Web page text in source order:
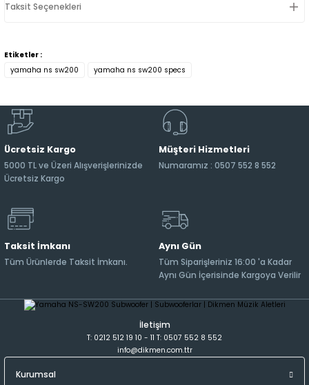
Taksit Seçenekleri
Etiketler :
yamaha ns sw200
yamaha ns sw200 specs
Ücretsiz Kargo
5000 TL ve Üzeri Alışverişlerinizde
Ücretsiz Kargo
Müşteri Hizmetleri
Numaramız : 0507 552 8 552
Taksit İmkanı
Tüm Ürünlerde Taksit İmkanı.
Aynı Gün
Tüm Siparişleriniz 16:00 'a Kadar
Aynı Gün İçerisinde Kargoya Verilir
İletişim
T: 0212 512 19 10 - 11 T: 0507 552 8 552
info@dikmen.com.ttr
Kurumsal